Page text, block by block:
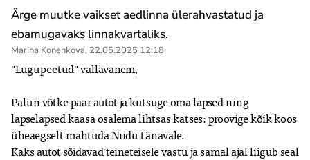
Ärge muutke vaikset aedlinna ülerahvastatud ja
ebamugavaks linnakvartaliks.
Marina Konenkova, 22.05.2025 12:18
"Lugupeetud" vallavanem,
Palun võtke paar autot ja kutsuge oma lapsed ning
lapselapsed kaasa osalema lihtsas katses: proovige kõik koos
üheaegselt mahtuda Niidu tänavale.
Kaks autot sõidavad teineteisele vastu ja samal ajal liigub seal